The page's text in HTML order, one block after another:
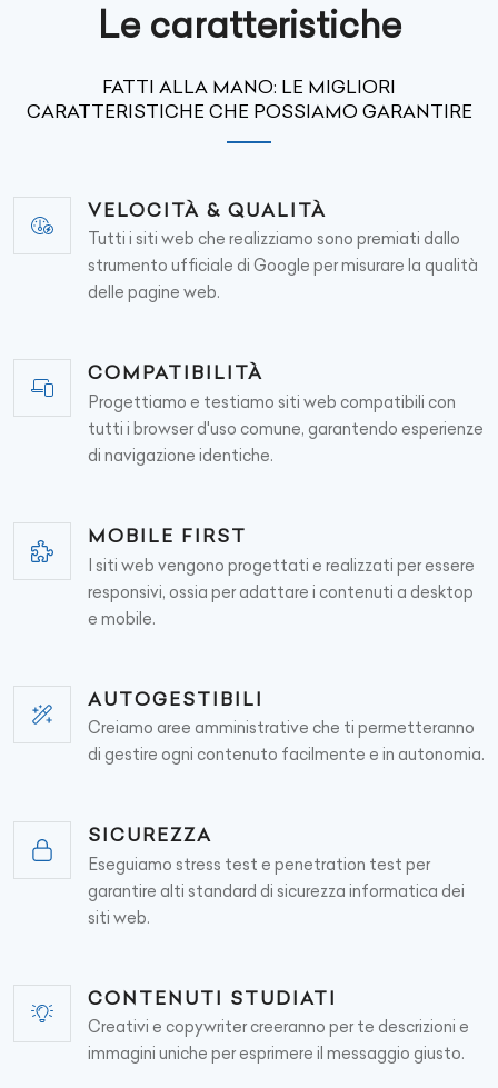
Le caratteristiche
FATTI ALLA MANO: LE MIGLIORI
CARATTERISTICHE CHE POSSIAMO GARANTIRE
VELOCITÀ & QUALITÀ
Tutti i siti web che realizziamo sono premiati dallo
strumento ufficiale di Google per misurare la qualità
delle pagine web.
COMPATIBILITÀ
Progettiamo e testiamo siti web compatibili con
tutti i browser d'uso comune, garantendo esperienze
di navigazione identiche.
MOBILE FIRST
I siti web vengono progettati e realizzati per essere
responsivi, ossia per adattare i contenuti a desktop
e mobile.
AUTOGESTIBILI
Creiamo aree amministrative che ti permetteranno
di gestire ogni contenuto facilmente e in autonomia.
SICUREZZA
Eseguiamo stress test e penetration test per
garantire alti standard di sicurezza informatica dei
siti web.
CONTENUTI STUDIATI
Creativi e copywriter creeranno per te descrizioni e
immagini uniche per esprimere il messaggio giusto.